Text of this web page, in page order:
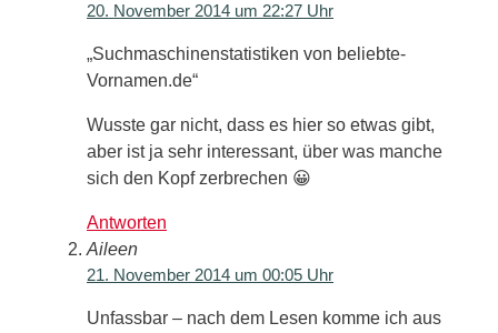
20. November 2014 um 22:27 Uhr
„Suchmaschinenstatistiken von beliebte-
Vornamen.de“
Wusste gar nicht, dass es hier so etwas gibt,
aber ist ja sehr interessant, über was manche
sich den Kopf zerbrechen 😀
Antworten
Aileen
21. November 2014 um 00:05 Uhr
Unfassbar – nach dem Lesen komme ich aus